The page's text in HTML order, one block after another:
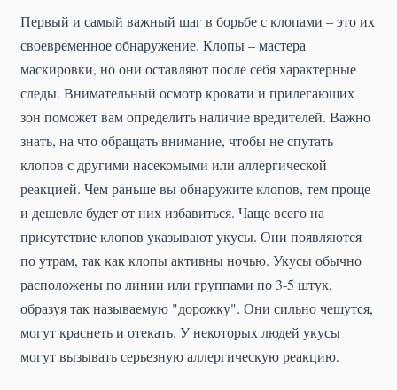
Первый и самый важный шаг в борьбе с клопами – это их
своевременное обнаружение. Клопы – мастера
маскировки, но они оставляют после себя характерные
следы. Внимательный осмотр кровати и прилегающих
зон поможет вам определить наличие вредителей. Важно
знать, на что обращать внимание, чтобы не спутать
клопов с другими насекомыми или аллергической
реакцией. Чем раньше вы обнаружите клопов, тем проще
и дешевле будет от них избавиться. Чаще всего на
присутствие клопов указывают укусы. Они появляются
по утрам, так как клопы активны ночью. Укусы обычно
расположены по линии или группами по 3-5 штук,
образуя так называемую "дорожку". Они сильно чешутся,
могут краснеть и отекать. У некоторых людей укусы
могут вызывать серьезную аллергическую реакцию.